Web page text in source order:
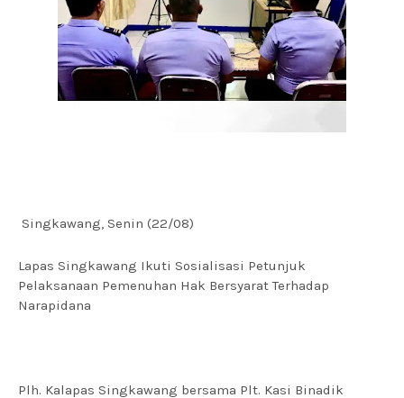
Singkawang, Senin (22/08)
Lapas Singkawang Ikuti Sosialisasi Petunjuk
Pelaksanaan Pemenuhan Hak Bersyarat Terhadap
Narapidana
Plh. Kalapas Singkawang bersama Plt. Kasi Binadik